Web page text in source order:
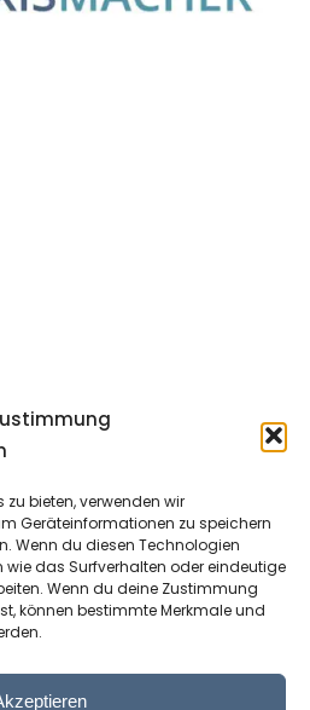
bieten, verwenden wir
Geräteinformationen zu speichern
Wenn du diesen Technologien
wie das Surfverhalten oder eindeutige
Wenn du deine Zustimmung
können bestimmte Merkmale und
Allinger-Csollich
1, 6020 Innsbruck